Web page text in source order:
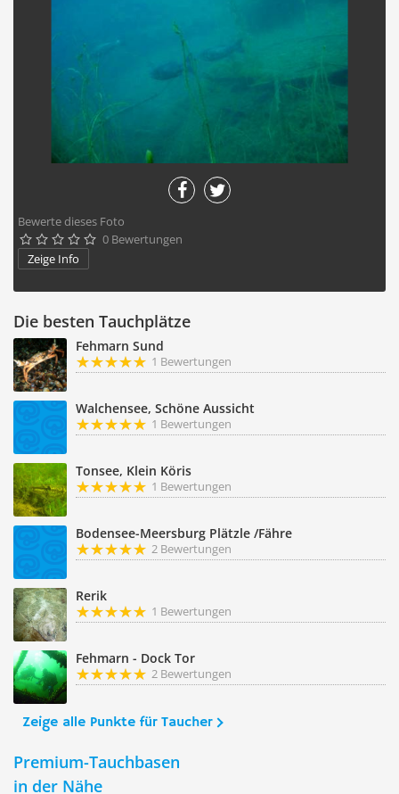
Bewerte dieses Foto
     0 Bewertungen
Zeige Info
Die besten Tauchplätze
Fehmarn Sund
1 Bewertungen
Walchensee, Schöne Aussicht
1 Bewertungen
Tonsee, Klein Köris
1 Bewertungen
Bodensee-Meersburg Plätzle /Fähre
2 Bewertungen
Rerik
1 Bewertungen
Fehmarn - Dock Tor
2 Bewertungen
Zeige alle Punkte für Taucher
Premium-Tauchbasen
in der Nähe